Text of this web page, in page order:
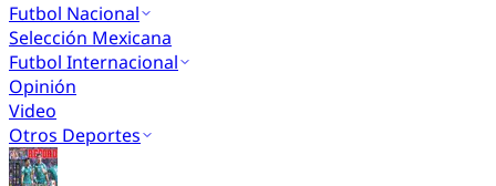
Futbol Nacional
Selección Mexicana
Futbol Internacional
Opinión
Video
Otros Deportes